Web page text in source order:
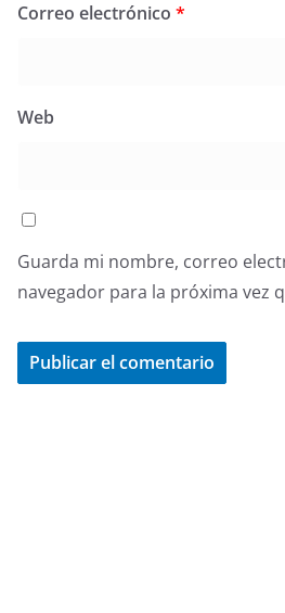
Correo electrónico *
Web
Guarda mi nombre, correo
navegador para la próxima vez